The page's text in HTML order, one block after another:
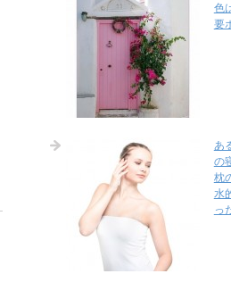
色
要
あ
の
枕
水
っ